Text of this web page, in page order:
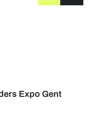
leren
Expo Gent